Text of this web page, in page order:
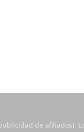
de afiliados).